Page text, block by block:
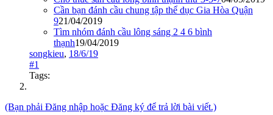
Cần bạn đánh cầu chung tập thể dục Gia Hòa Quận
921/04/2019
Tìm nhóm đánh cầu lông sáng 2 4 6 bình
thạnh19/04/2019
songkieu, 18/6/19
#1
Tags:
(Bạn phải Đăng nhập hoặc Đăng ký để trả lời bài viết.)